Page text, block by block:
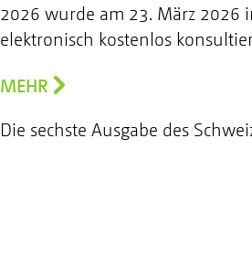
2026 wurde am 23. März 2026
elektronisch kostenlos
MEHR
Die sechste Ausgabe des